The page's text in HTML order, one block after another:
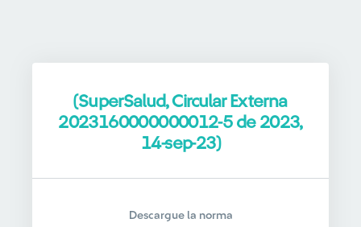
(SuperSalud, Circular Externa
2023160000000012-5 de 2023,
14-sep-23)
Descargue la norma